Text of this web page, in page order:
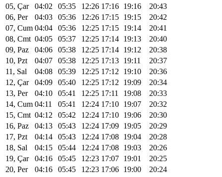
05, Çar
04:02 05:35 12:26 17:16 19:16
20:43
06, Per
04:03 05:36 12:26 17:15 19:15
20:42
07, Cum 04:04 05:36 12:25 17:15 19:14
20:41
08, Cmt 04:05 05:37 12:25 17:14 19:13
20:40
09, Paz
04:06 05:38 12:25 17:14 19:12
20:38
10, Pzt
04:07 05:38 12:25 17:13 19:11
20:37
11, Sal
04:08 05:39 12:25 17:12 19:10
20:36
12, Çar
04:09 05:40 12:25 17:12 19:09
20:34
13, Per
04:10 05:41 12:25 17:11 19:08
20:33
14, Cum 04:11 05:41 12:24 17:10 19:07
20:32
15, Cmt 04:12 05:42 12:24 17:10 19:06
20:30
16, Paz
04:13 05:43 12:24 17:09 19:05
20:29
17, Pzt
04:14 05:43 12:24 17:08 19:04
20:28
18, Sal
04:15 05:44 12:24 17:08 19:03
20:26
19, Çar
04:16 05:45 12:23 17:07 19:01
20:25
20, Per
04:16 05:45 12:23 17:06 19:00
20:24